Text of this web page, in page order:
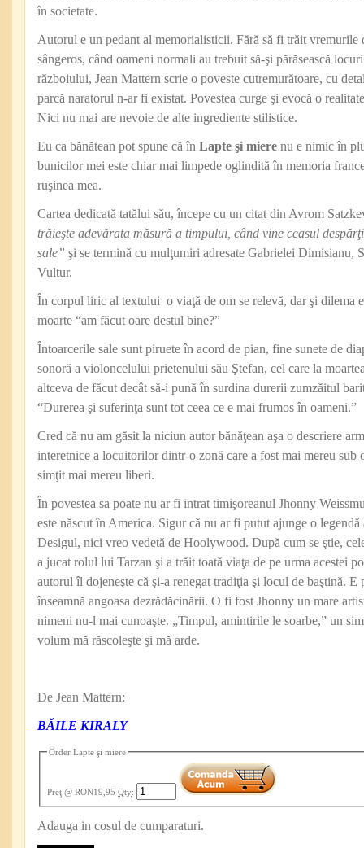
în societate.
Autorul e un pedant al memorialisticii. Fără să fi trăit vremurile
sângeros, când oameni normali au trebuit să-şi părăsească
războiului, Jean Mattern scrie o poveste cutremurătoare, cu
parcă naratorul n-ar fi existat. Povestea curge şi evocă o
Nici nu mai are nevoie de alte ingrediente stilistice.
Eu ca bănătean pot spune că în Lapte şi miere nu e nimic în
bunicilor mei este chiar mai limpede oglindită în memoria
ruşinea mea.
Cartea dedicată tatălui său, începe cu un citat din Avrom
trăieşte adevărata măsură a timpului, când vine ceasul
sale” şi se termină cu mulţumiri adresate Gabrielei Dimisianu,
Vultur.
În corpul liric al textului o viaţă de om se relevă, dar şi dilema
moarte “am făcut oare destul bine?”
Întoarcerile sale sunt piruete în acord de pian, fine sunete de
sonoră a violoncelului prietenului său Ştefan, cel care la
altceva de făcut decât să-i pună în surdina durerii zumzăitul
“Durerea şi suferinţa sunt tot ceea ce e mai frumos în oameni.”
Cred că nu am găsit la niciun autor bănăţean aşa o descriere
interetnice a locuitorilor dintr-o zonă care a fost mai mereu sub
simţit mai mereu liberi.
În povestea sa poate nu ar fi intrat timişoreanul Jhonny
este născut în America. Sigur că nu ar fi putut ajunge o
Desigul, nici vreo vedetă de Hoolywood. După cum se ştie,
a jucat rolul lui Tarzan şi a trăit toată viaţa de pe urma acestei
autorul îl dojeneşte că şi-a renegat tradiţia şi locul de baştină. E
înseamnă angoasa dezrădăcinării. O fi fost Jhonny un mare
nimeni nu-l mai cunoaşte. „Timpul, amintirile le soarbe,” un
volum mă răscoleşte şi mă arde.
De Jean Mattern:
BĂILE KIRALY
Order Lapte şi miere
Preţ @ RON19,95 Qty:
Adauga in cosul de cumparaturi.